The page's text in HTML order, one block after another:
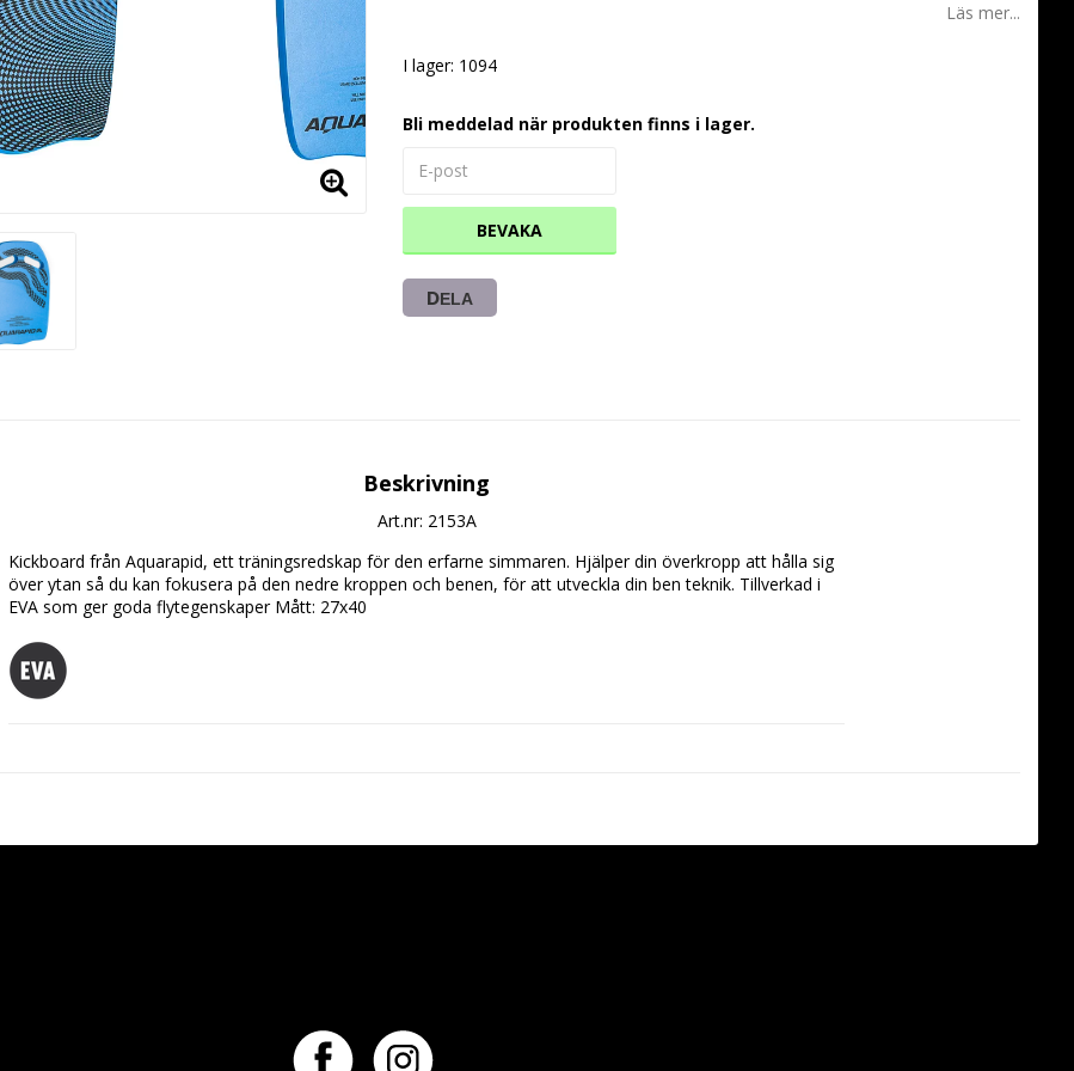
Läs mer...
I lager: 1094
Bli meddelad när produkten finns i lager.
BEVAKA
DELA
Beskrivning
Art.nr: 2153A
Kickboard från Aquarapid, ett träningsredskap för den erfarne simmaren. Hjälper din överkropp att hålla sig
över ytan så du kan fokusera på den nedre kroppen och benen, för att utveckla din ben teknik. Tillverkad i
EVA som ger goda flytegenskaper Mått: 27x40